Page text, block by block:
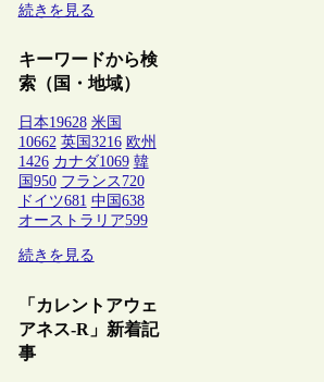
続きを見る
キーワードから検
索（国・地域）
日本19628 米国
10662 英国 3216 欧州
1426 カナダ1069 韓
国 950 フランス 720
ドイツ681 中国 638
オーストラリア599
続きを見る
「カレントアウェ
アネス-R」新着記
事